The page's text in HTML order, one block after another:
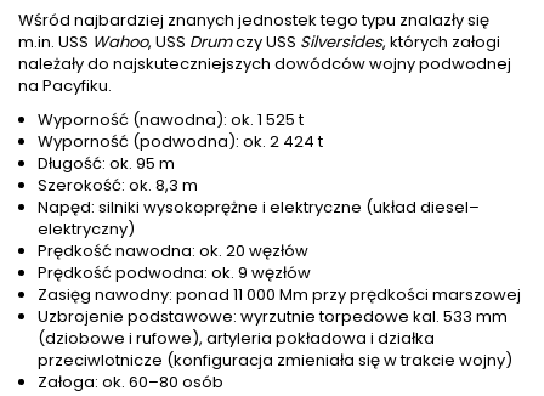
Wśród najbardziej znanych jednostek tego typu znalazły się
m.in. USS Wahoo, USS Drumczy USS Silversides, których załogi
należały do najskuteczniejszych dowódców wojny podwodnej
na Pacyfiku.
Wyporność (nawodna): ok. 1 525 t
Wyporność (podwodna): ok. 2 424 t
Długość: ok. 95 m
Szerokość: ok. 8,3 m
Napęd: silniki wysokoprężne i elektryczne (układ diesel–
elektryczny)
Prędkość nawodna: ok. 20 węzłów
Prędkość podwodna: ok. 9 węzłów
Zasięg nawodny: ponad 11 000 Mm przy prędkości marszowej
Uzbrojenie podstawowe: wyrzutnie torpedowe kal. 533 mm
(dziobowe i rufowe), artyleria pokładowa i działka
przeciwlotnicze (konfiguracja zmieniała się w trakcie wojny)
Załoga: ok. 60–80 osób